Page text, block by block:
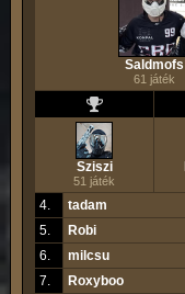
Saldmofs
61 játék
Sziszi
51 játék
4. tadam
5. Robi
6. milcsu
7. Roxyboo